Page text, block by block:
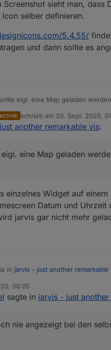
das mir irgendwelche
mir noch nie angezeigt bei den
sieht man,
selber definieren.
5.4.55/
und dann sollte es
eigl. eine Map geladen
schrieb am 20. Sept. 2020,
zuletzt editiert von
another remarkable vis:
eine Map geladen
einzelnes Widget auf einem
Datum und
jarvis gar nicht mehr
in jarvis - just another remarkable
welche Gewerke fehlen dir
das mir irgendwelche
08:05
sagte in jarvis - just
nie angezeigt bei den